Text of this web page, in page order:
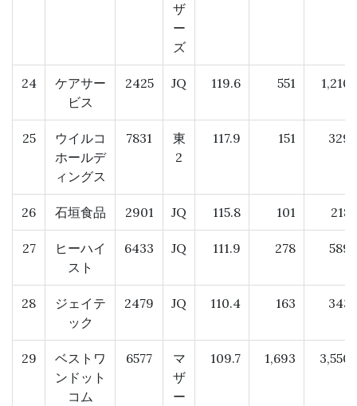
ザ
ー
ズ
24
ケアサー
ビス
2425 JQ 119.6 551 1,210
25
ウイルコ
ホールデ
ィングス
7831
東
2
117.9 151 329
26 石垣食品 2901 JQ 115.8 101 218
27
ヒーハイ
スト
6433 JQ 111.9 278 589
28
ジェイテ
ック
2479 JQ 110.4 163 343
29
ベストワ
ンドット
コム
6577
マ
ザ
ー
109.7 1,693 3,550